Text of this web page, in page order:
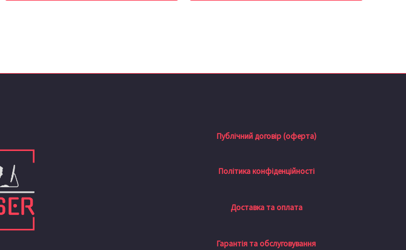
Публічний договір (оферта)
Політика конфіденційності
Доставка та оплата
Гарантія та обслуговування